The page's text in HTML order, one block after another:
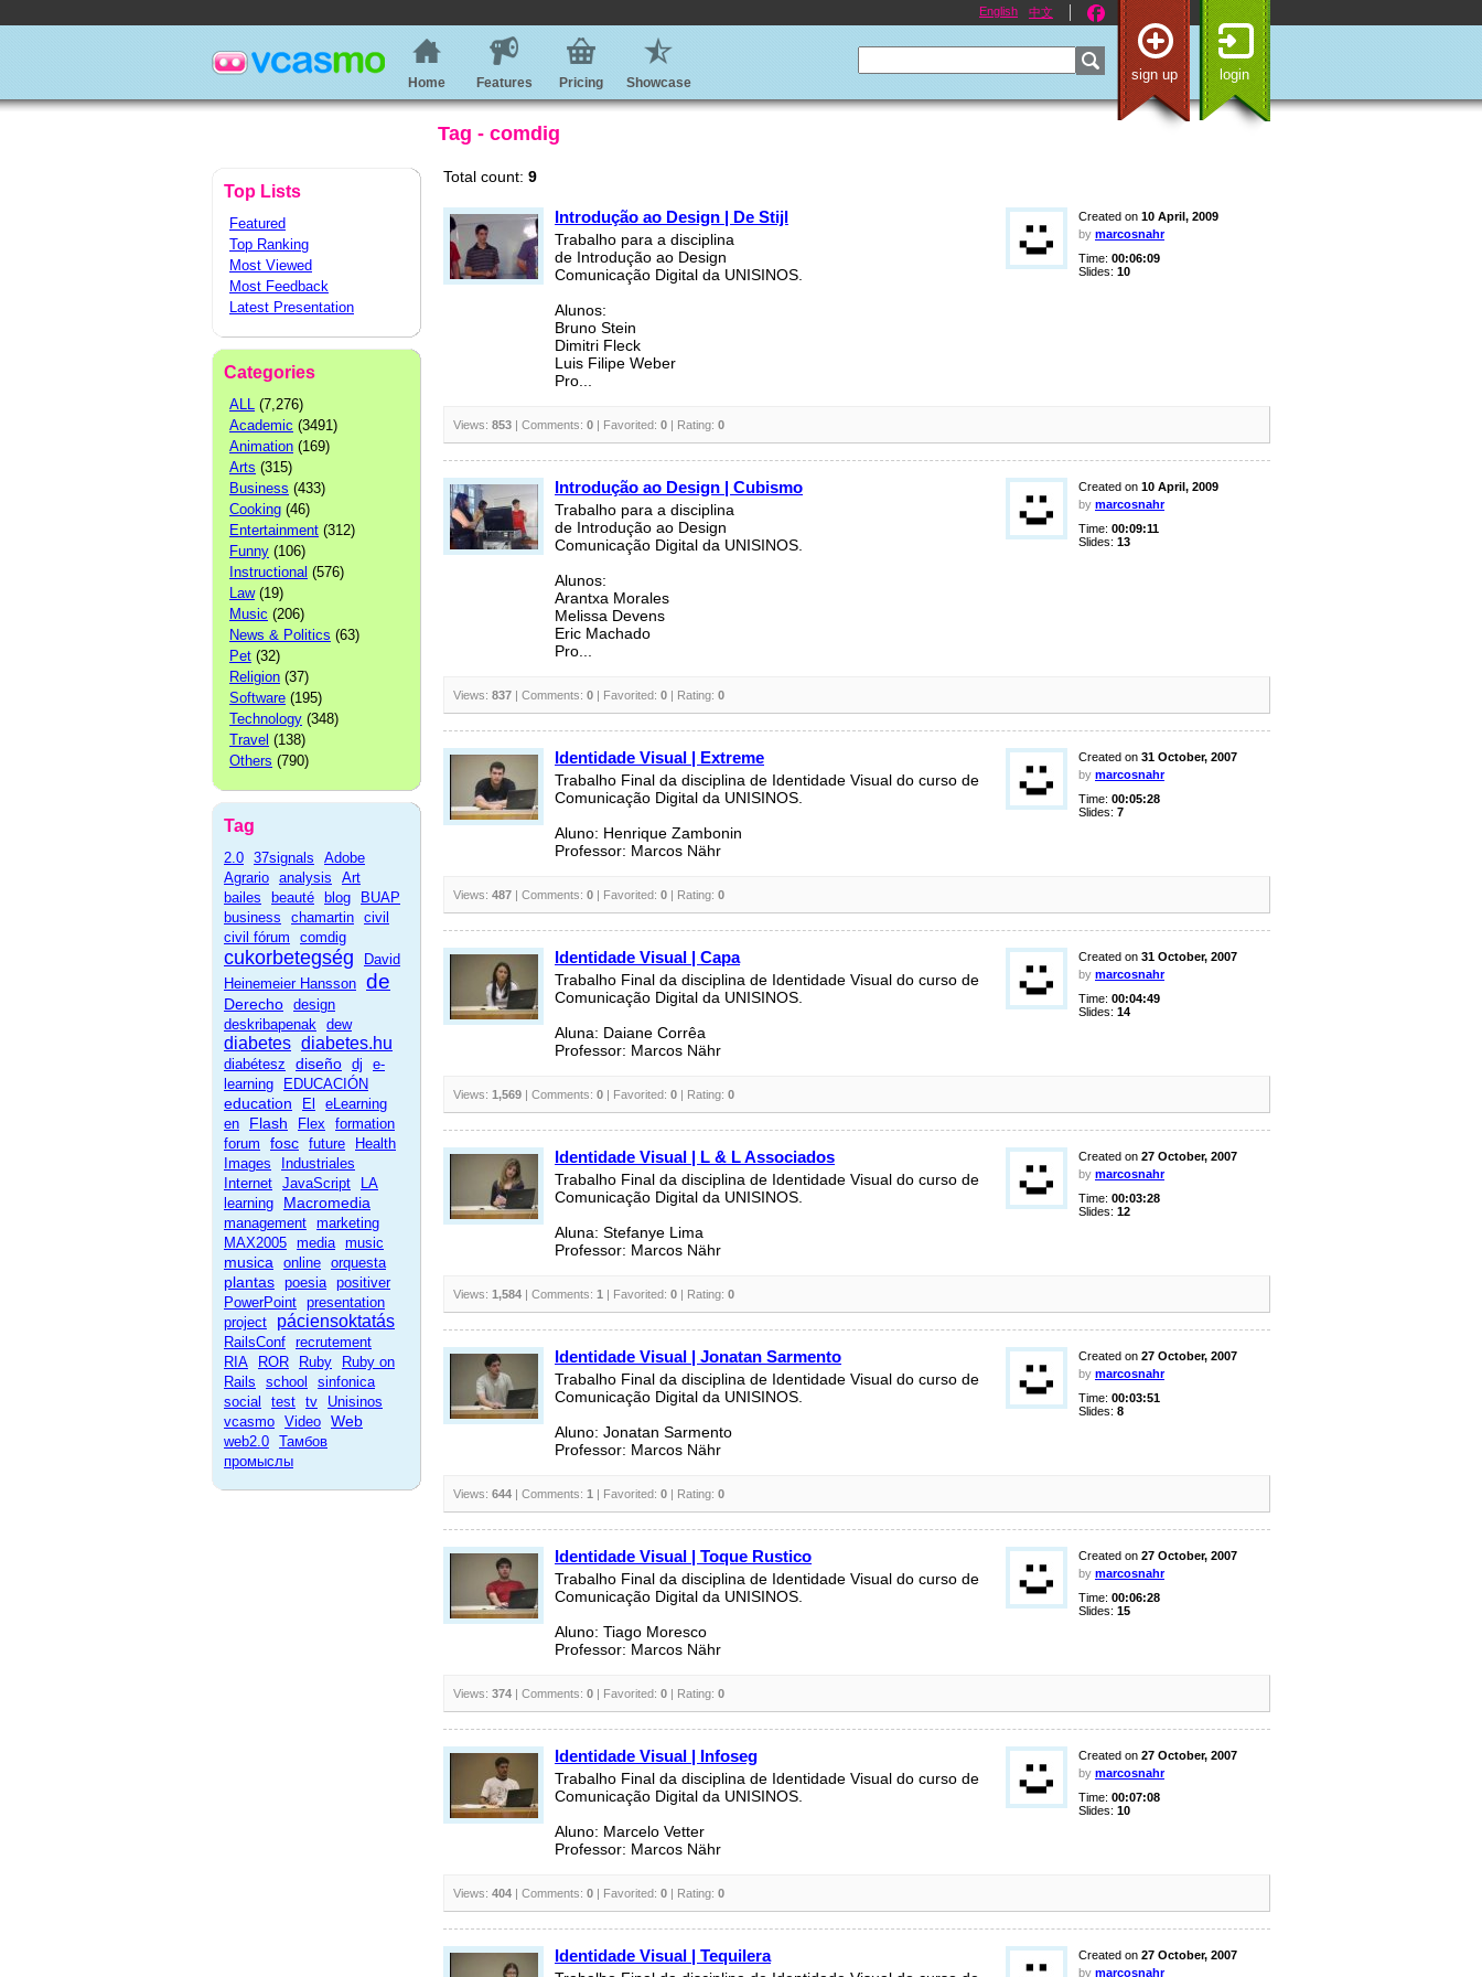
English 中文
sign up login
Home Features Pricing Showcase
Tag - comdig
Top Lists
Featured
Top Ranking
Most Viewed
Most Feedback
Latest Presentation
Categories
ALL (7,276)
Academic (3491)
Animation (169)
Arts (315)
Business (433)
Cooking (46)
Entertainment (312)
Funny (106)
Instructional (576)
Law(19)
Music (206)
News & Politics (63)
Pet (32)
Religion (37)
Software (195)
Technology (348)
Travel (138)
Others (790)
Tag
2.0 37signals
Adobe
Agrario analysis
Art
bailes
beauté blog
BUAP
business
chamartin civil
civil fórum
comdig
cukorbetegség
David
Heinemeier Hansson de
Derecho design
deskribapenak dew
diabetes diabetes.hu
diabétesz diseño dj
e-
learning
EDUCACIÓN
education El
eLearning
en
Flash Flex
formation
forum
fosc future
Health
Images
Industriales
Internet JavaScript
LA
learning
Macromedia
management marketing
MAX2005 media music
musica online orquesta
plantas poesia positiver
PowerPoint presentation
project
páciensoktatás
RailsConf recrutement
RIA
ROR Ruby
Ruby on
Rails
school
sinfonica
social
test tv
Unisinos
vcasmo Video Web
web2.0 Тамбов
промыслы
Total count: 9
Introdução ao Design | De Stijl
Trabalho para a disciplina
de Introdução ao Design
Comunicação Digital da UNISINOS.
Alunos:
Bruno Stein
Dimitri Fleck
Luis Filipe Weber
Pro...
Created on 10 April, 2009
by marcosnahr
Time: 00:06:09
Slides: 10
Views: 853 | Comments: 0 | Favorited: 0 | Rating: 0
Introdução ao Design | Cubismo
Trabalho para a disciplina
de Introdução ao Design
Comunicação Digital da UNISINOS.
Alunos:
Arantxa Morales
Melissa Devens
Eric Machado
Pro...
Created on 10 April, 2009
by marcosnahr
Time: 00:09:11
Slides: 13
Views: 837 | Comments: 0 | Favorited: 0 | Rating: 0
Identidade Visual | Extreme
Trabalho Final da disciplina de Identidade Visual do curso de
Comunicação Digital da UNISINOS.
Aluno: Henrique Zambonin
Professor: Marcos Nähr
Created on 31 October, 2007
by marcosnahr
Time: 00:05:28
Slides: 7
Views: 487 | Comments: 0 | Favorited: 0 | Rating: 0
Identidade Visual | Capa
Trabalho Final da disciplina de Identidade Visual do curso de
Comunicação Digital da UNISINOS.
Aluna: Daiane Corrêa
Professor: Marcos Nähr
Created on 31 October, 2007
by marcosnahr
Time: 00:04:49
Slides: 14
Views: 1,569 | Comments: 0 | Favorited: 0 | Rating: 0
Identidade Visual | L & L Associados
Trabalho Final da disciplina de Identidade Visual do curso de
Comunicação Digital da UNISINOS.
Aluna: Stefanye Lima
Professor: Marcos Nähr
Created on 27 October, 2007
by marcosnahr
Time: 00:03:28
Slides: 12
Views: 1,584 | Comments: 1 | Favorited: 0 | Rating: 0
Identidade Visual | Jonatan Sarmento
Trabalho Final da disciplina de Identidade Visual do curso de
Comunicação Digital da UNISINOS.
Aluno: Jonatan Sarmento
Professor: Marcos Nähr
Created on 27 October, 2007
by marcosnahr
Time: 00:03:51
Slides: 8
Views: 644 | Comments: 1 | Favorited: 0 | Rating: 0
Identidade Visual | Toque Rustico
Trabalho Final da disciplina de Identidade Visual do curso de
Comunicação Digital da UNISINOS.
Aluno: Tiago Moresco
Professor: Marcos Nähr
Created on 27 October, 2007
by marcosnahr
Time: 00:06:28
Slides: 15
Views: 374 | Comments: 0 | Favorited: 0 | Rating: 0
Identidade Visual | Infoseg
Trabalho Final da disciplina de Identidade Visual do curso de
Comunicação Digital da UNISINOS.
Aluno: Marcelo Vetter
Professor: Marcos Nähr
Created on 27 October, 2007
by marcosnahr
Time: 00:07:08
Slides: 10
Views: 404 | Comments: 0 | Favorited: 0 | Rating: 0
Identidade Visual | Tequilera Created on 27 October, 2007
by marcosnahr